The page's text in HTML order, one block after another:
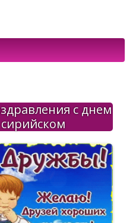
с днем